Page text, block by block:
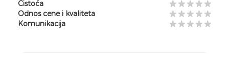
Čistoća
Odnos cene i kvaliteta
Komunikacija